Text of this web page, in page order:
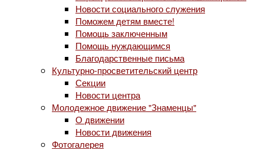
Новости социального служения
Поможем детям вместе!
Помощь заключенным
Помощь нуждающимся
Благодарственные письма
Культурно-просветительский центр
Секции
Новости центра
Молодежное движение "Знаменцы"
О движении
Новости движения
Фотогалерея